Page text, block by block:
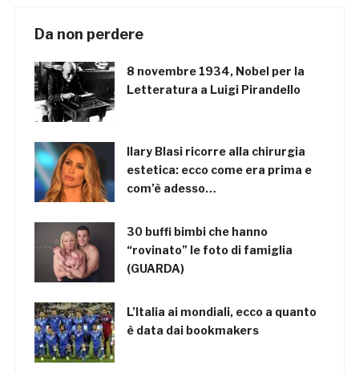
Da non perdere
8 novembre 1934, Nobel per la
Letteratura a Luigi Pirandello
Ilary Blasi ricorre alla chirurgia
estetica: ecco come era prima e
com’è adesso…
30 buffi bimbi che hanno
“rovinato” le foto di famiglia
(GUARDA)
L’Italia ai mondiali, ecco a quanto
è data dai bookmakers